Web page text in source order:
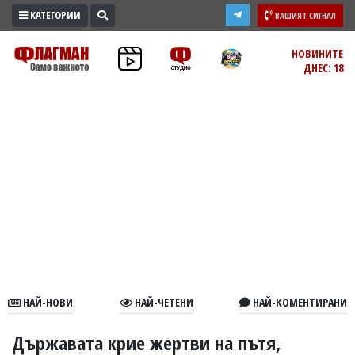
ПРОМО
ЗОНА
КАТЕГОРИИ ВАШИЯТ СИГНАЛ
НОВИНИТЕ
ДНЕС: 18
НАЙ-НОВИ НАЙ-ЧЕТЕНИ НАЙ-КОМЕНТИРАНИ
Държавата крие жертви на пътя,